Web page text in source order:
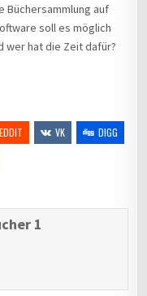
Büchersammlung auf
soll es möglich
wer hat die Zeit dafür?
VK
DIGG
1